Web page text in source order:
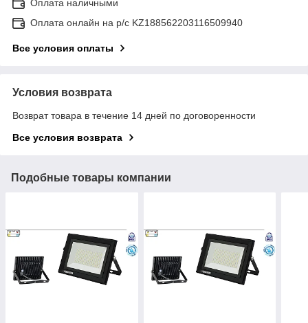
Оплата наличными
Оплата онлайн на р/с KZ188562203116509940
Все условия оплаты
Условия возврата
Возврат товара в течение 14 дней по договоренности
Все условия возврата
Подобные товары компании